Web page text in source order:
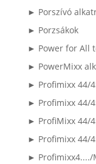
► Porszívó
► Porzsákok
► Power for All
► PowerMixx
► Profimixx 44/
► Profimixx 44/
► ProfiMixx 44/
► Profimixx 44/
► Profimixx4..../